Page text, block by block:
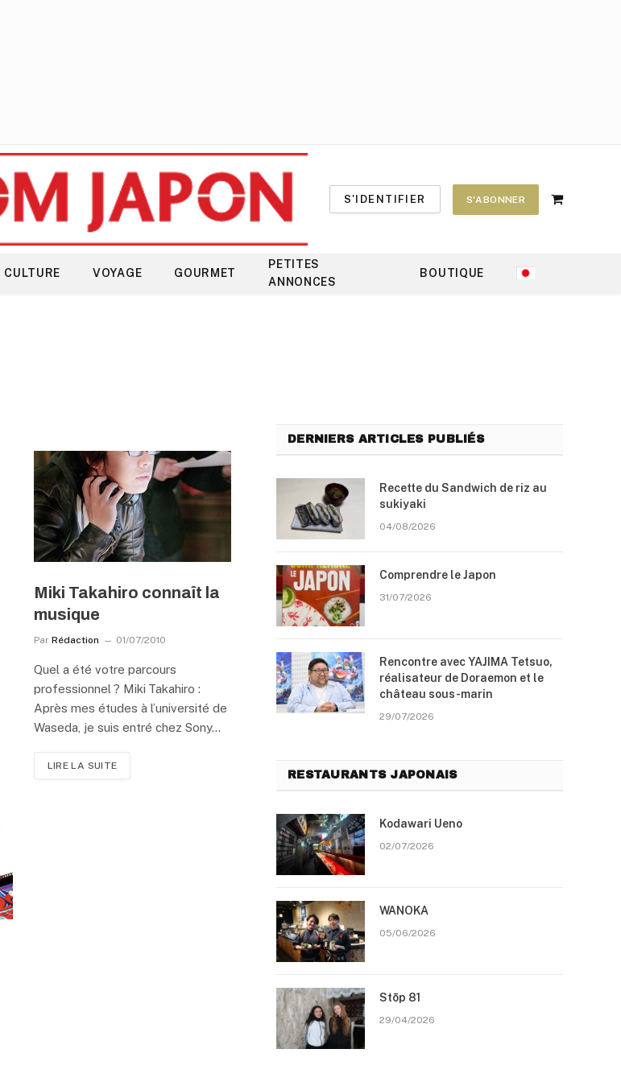
S'IDENTIFIER S'ABONNER
Shopping
CULTURE VOYAGE GOURMET
PETITES
ANNONCES
BOUTIQUE
Miki Takahiro connaît la
musique
Par Rédaction 01/07/2010
Quel a été votre parcours
professionnel ? Miki Takahiro :
Après mes études à l’université de
Waseda, je suis entré chez Sony…
LIRE LA SUITE
DERNIERS ARTICLES PUBLIÉS
Recette du Sandwich de riz au
sukiyaki
04/08/2026
Comprendre le Japon
31/07/2026
Rencontre avec YAJIMA Tetsuo,
réalisateur de Doraemon et le
château sous-marin
29/07/2026
RESTAURANTS JAPONAIS
Kodawari Ueno
02/07/2026
WANOKA
05/06/2026
Stōp 81
29/04/2026